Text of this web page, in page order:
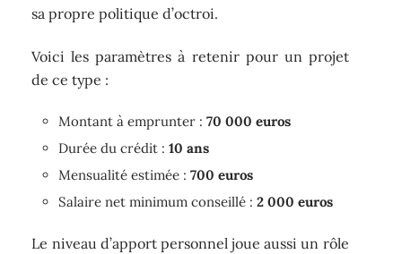
sa propre politique d’octroi.
Voici les paramètres à retenir pour un projet
de ce type :
Montant à emprunter :70 000 euros
Durée du crédit :10 ans
Mensualité estimée :700 euros
Salaire net minimum conseillé :2 000 euros
Le niveau d’apport personnel joue aussi un rôle